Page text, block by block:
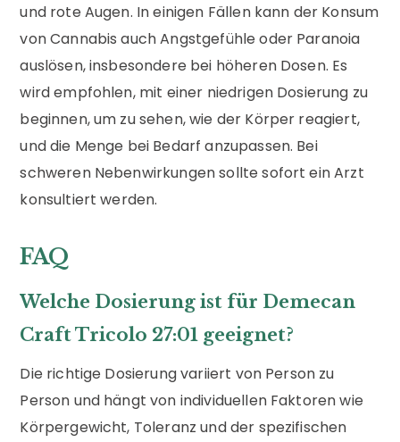
und rote Augen. In einigen Fällen kann der Konsum
von Cannabis auch Angstgefühle oder Paranoia
auslösen, insbesondere bei höheren Dosen. Es
wird empfohlen, mit einer niedrigen Dosierung zu
beginnen, um zu sehen, wie der Körper reagiert,
und die Menge bei Bedarf anzupassen. Bei
schweren Nebenwirkungen sollte sofort ein Arzt
konsultiert werden.
FAQ
Welche Dosierung ist für Demecan
Craft Tricolo 27:01 geeignet?
Die richtige Dosierung variiert von Person zu
Person und hängt von individuellen Faktoren wie
Körpergewicht, Toleranz und der spezifischen